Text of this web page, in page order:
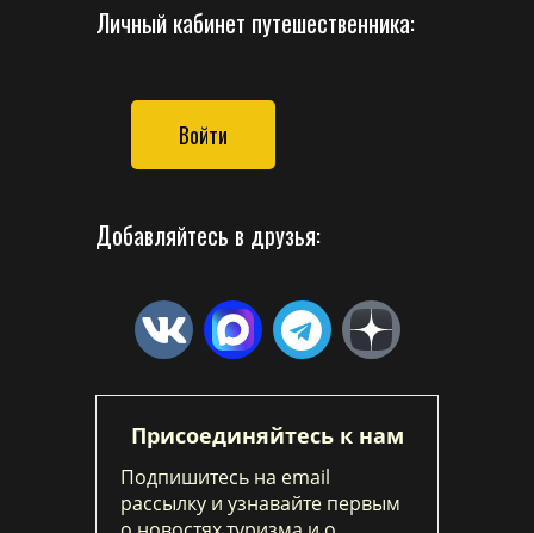
Личный кабинет путешественника:
Войти
Добавляйтесь в друзья:
Присоединяйтесь к нам
Подпишитесь на email
рассылку и узнавайте первым